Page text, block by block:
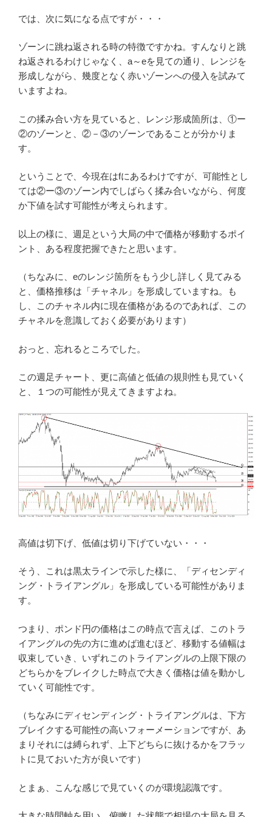
では、次に気になる点ですが・・・
ゾーンに跳ね返される時の特徴ですかね。すんなりと跳
ね返されるわけじゃなく、a～eを見ての通り、レンジを
形成しながら、幾度となく赤いゾーンへの侵入を試みて
いますよね。
この揉み合い方を見ていると、レンジ形成箇所は、①ー
②のゾーンと、②－③のゾーンであることが分かりま
す。
ということで、今現在はfにあるわけですが、可能性とし
ては②ー③のゾーン内でしばらく揉み合いながら、何度
か下値を試す可能性が考えられます。
以上の様に、週足という大局の中で価格が移動するポイ
ント、ある程度把握できたと思います。
（ちなみに、eのレンジ箇所をもう少し詳しく見てみる
と、価格推移は「チャネル」を形成していますね。も
し、このチャネル内に現在価格があるのであれば、この
チャネルを意識しておく必要があります）
おっと、忘れるところでした。
この週足チャート、更に高値と低値の規則性も見ていく
と、１つの可能性が見えてきますよね。
高値は切下げ、低値は切り下げていない・・・
そう、これは黒太ラインで示した様に、「ディセンディ
ング・トライアングル」を形成している可能性がありま
す。
つまり、ポンド円の価格はこの時点で言えば、このトラ
イアングルの先の方に進めば進むほど、移動する値幅は
収束していき、いずれこのトライアングルの上限下限の
どちらかをブレイクした時点で大きく価格は値を動かし
ていく可能性です。
（ちなみにディセンディング・トライアングルは、下方
ブレイクする可能性の高いフォーメーションですが、あ
まりそれには縛られず、上下どちらに抜けるかをフラッ
トに見ておいた方が良いです）
とまぁ、こんな感じで見ていくのが環境認識です。